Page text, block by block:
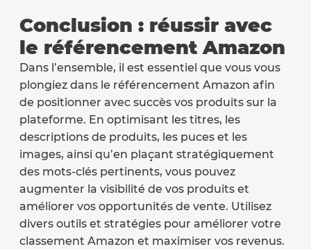
Conclusion : réussir avec
le référencement Amazon
Dans l’ensemble, il est essentiel que vous vous
plongiez dans le référencement Amazon afin
de positionner avec succès vos produits sur la
plateforme. En optimisant les titres, les
descriptions de produits, les puces et les
images, ainsi qu’en plaçant stratégiquement
des mots-clés pertinents, vous pouvez
augmenter la visibilité de vos produits et
améliorer vos opportunités de vente. Utilisez
divers outils et stratégies pour améliorer votre
classement Amazon et maximiser vos revenus.